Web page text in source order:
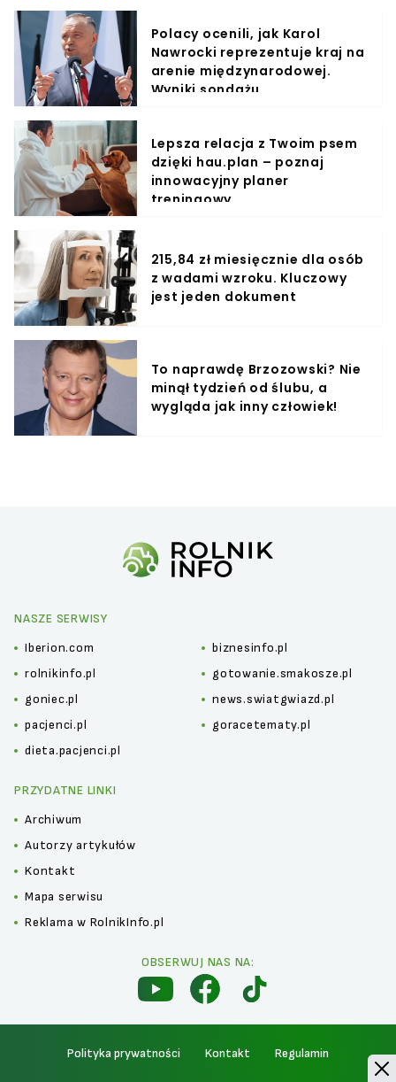
Polacy ocenili, jak Karol
Nawrocki reprezentuje kraj na
arenie międzynarodowej.
Wyniki sondażu
Lepsza relacja z Twoim psem
dzięki hau.plan – poznaj
innowacyjny planer
treningowy
215,84 zł miesięcznie dla osób
z wadami wzroku. Kluczowy
jest jeden dokument
To naprawdę Brzozowski? Nie
minął tydzień od ślubu, a
wygląda jak inny człowiek!
NASZE SERWISY
Iberion.com
biznesinfo.pl
rolnikinfo.pl
gotowanie.smakosze.pl
goniec.pl
news.swiatgwiazd.pl
pacjenci.pl
goracetematy.pl
dieta.pacjenci.pl
PRZYDATNE LINKI
Archiwum
Autorzy artykułów
Kontakt
Mapa serwisu
Reklama w RolnikInfo.pl
OBSERWUJ NAS NA:
Polityka prywatności Kontakt Regulamin